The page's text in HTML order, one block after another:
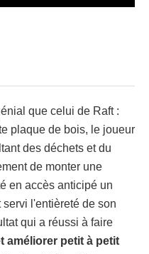
que celui de Raft :
plaque de bois, le joueur
des déchets et du
de monter une
en accès anticipé un
l'entièreté de son
qui a réussi à faire
améliorer petit à petit